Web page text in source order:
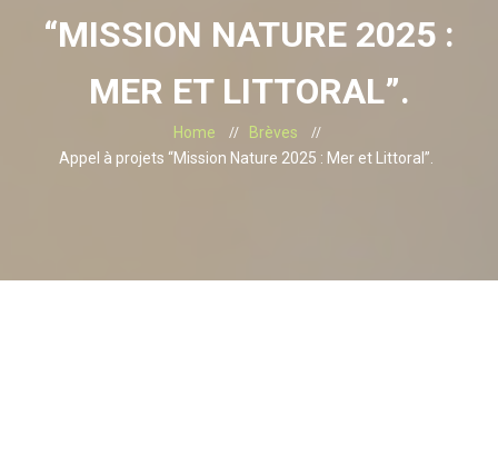
“MISSION NATURE 2025 :
MER ET LITTORAL”.
Home
Brèves
Appel à projets “Mission Nature 2025 : Mer et Littoral”.